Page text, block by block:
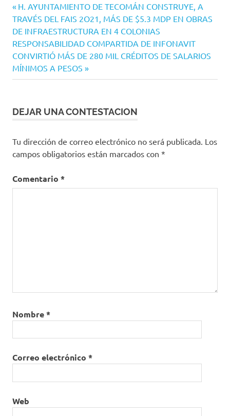
Navegación
de
entradas
Entrada
anterior:
H. AYUNTAMIENTO DE TECOMÁN CONSTRUYE, A
TRAVÉS DEL FAIS 2O21, MÁS DE $5.3 MDP EN OBRAS
DE INFRAESTRUCTURA EN 4 COLONIAS
Siguiente
entrada:
RESPONSABILIDAD COMPARTIDA DE INFONAVIT
CONVIRTIÓ MÁS DE 280 MIL CRÉDITOS DE SALARIOS
MÍNIMOS A PESOS
DEJAR UNA CONTESTACION
Tu dirección de correo electrónico no será publicada. Los
campos obligatorios están marcados con *
Comentario *
Nombre*
Correo electrónico *
Web